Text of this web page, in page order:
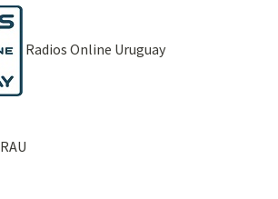
Radios Online Uruguay
RAU